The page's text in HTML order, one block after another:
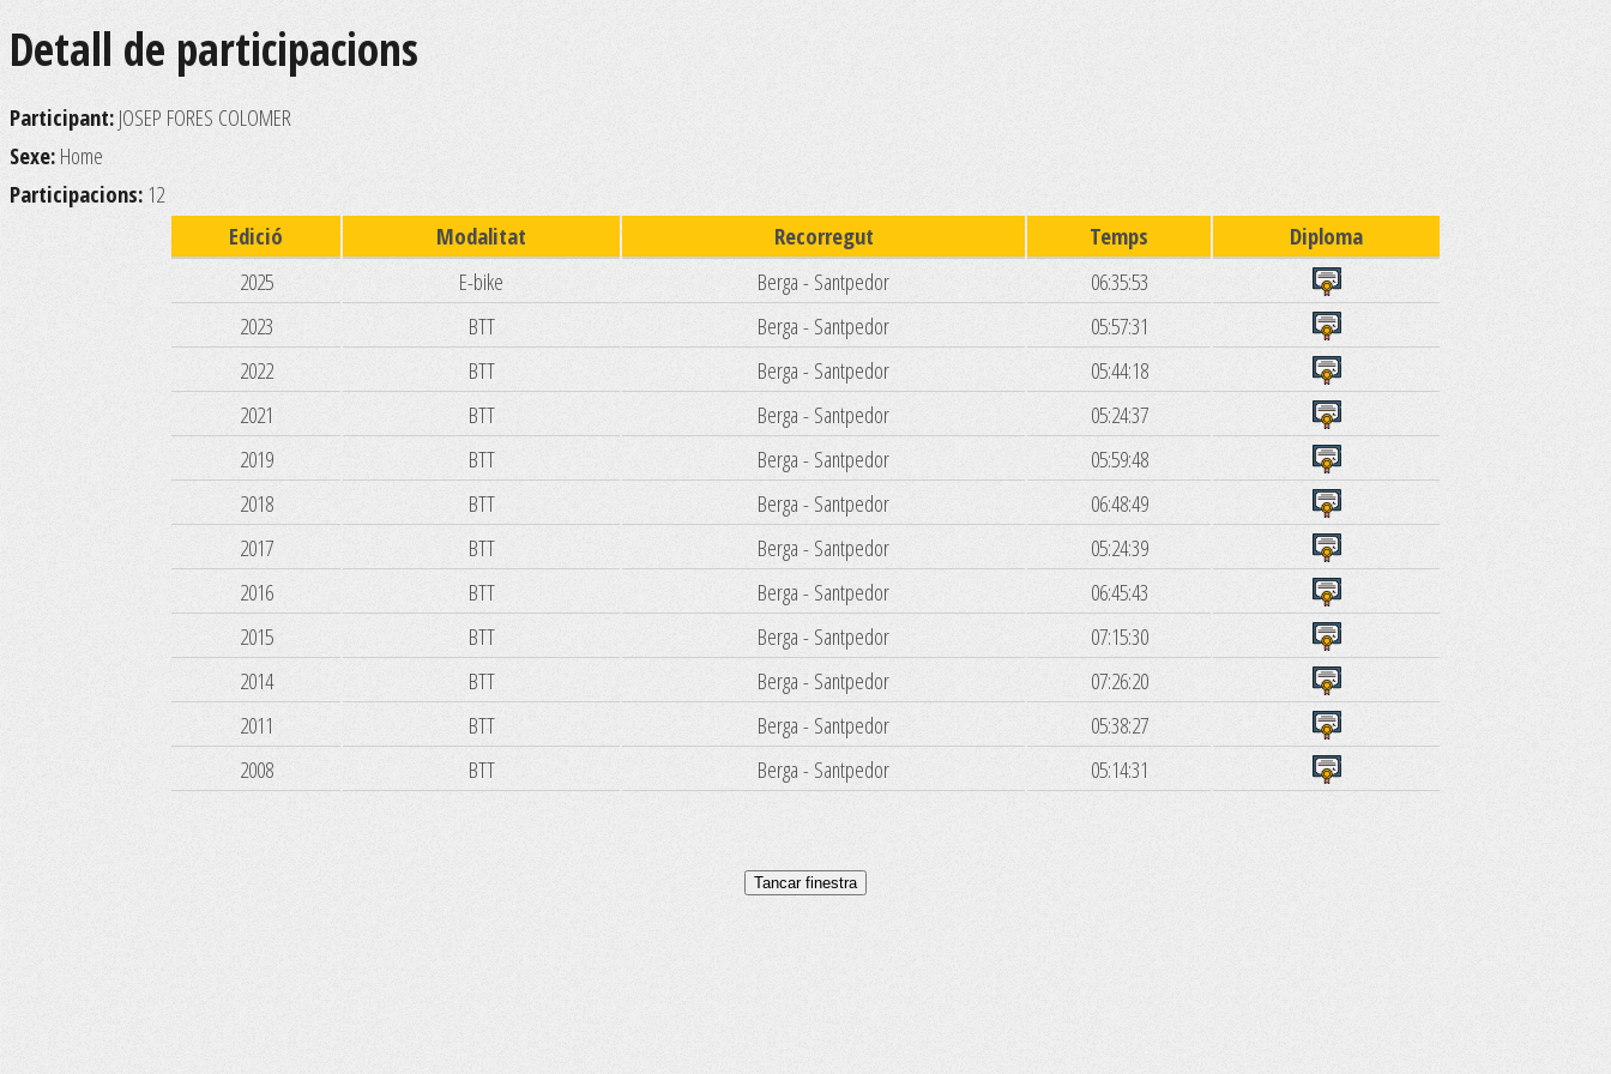
Detall de participacions
Participant: JOSEP FORES COLOMER
Sexe: Home
Participacions: 12
Edició
Modalitat Recorregut Temps
Diploma
2025
E-bike Berga - Santpedor
06:35:53
2023
BTT Berga - Santpedor
05:57:31
2022
BTT Berga - Santpedor
05:44:18
2021
BTT Berga - Santpedor
05:24:37
2019
BTT Berga - Santpedor
05:59:48
2018
BTT Berga - Santpedor
06:48:49
2017
BTT Berga - Santpedor
05:24:39
2016
BTT Berga - Santpedor
06:45:43
2015
BTT Berga - Santpedor
07:15:30
2014
BTT Berga - Santpedor
07:26:20
2011
BTT Berga - Santpedor
05:38:27
2008
BTT Berga - Santpedor 05:14:31